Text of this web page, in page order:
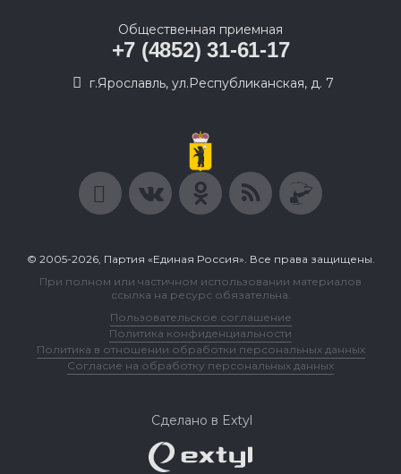
Общественная приемная
+7 (4852) 31-61-17
г.Ярославль, ул.Республиканская, д. 7
© 2005-2026, Партия «Единая Россия». Все права защищены.
При полном или частичном использовании материалов
ссылка на ресурс обязательна.
Пользовательское соглашение
Политика конфиденциальности
Политика в отношении обработки персональных данных
Согласие на обработку персональных данных
Сделано в Extyl